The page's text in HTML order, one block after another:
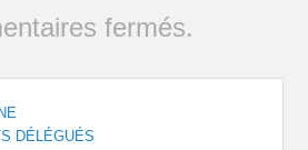
fermés.
DÉLÉGUÉS